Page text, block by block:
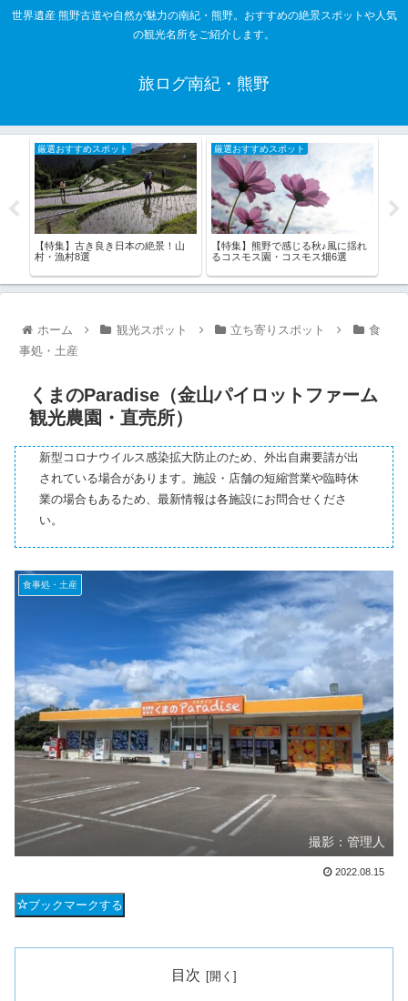
世界遺産 熊野古道や自然が魅力の南紀・熊野。おすすめの絶景スポットや人気
の観光名所をご紹介します。
旅ログ南紀・熊野
厳選おすすめスポット
【特集】古き良き日本の絶景！山
村・漁村8選
厳選おすすめスポット
【特集】熊野で感じる秋♪風に揺れ
るコスモス園・コスモス畑6選
ホーム 観光スポット 立ち寄りスポット
食
事処・土産
くまのParadise（金山パイロットファーム
観光農園・直売所）
新型コロナウイルス感染拡大防止のため、外出自粛要請が出
されている場合があります。施設・店舗の短縮営業や臨時休
業の場合もあるため、最新情報は各施設にお問合せくださ
い。
食事処・土産
撮影：管理人
2022.08.15
ブックマークする
目次